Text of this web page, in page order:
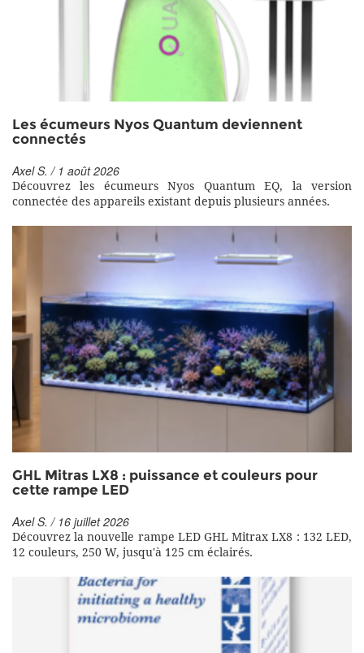
Les écumeurs Nyos Quantum deviennent
connectés
Axel S. / 1 août 2026
Découvrez les écumeurs Nyos Quantum EQ, la version
connectée des appareils existant depuis plusieurs années.
GHL Mitras LX8 : puissance et couleurs pour
cette rampe LED
Axel S. / 16 juillet 2026
Découvrez la nouvelle rampe LED GHL Mitrax LX8 : 132 LED,
12 couleurs, 250 W, jusqu'à 125 cm éclairés.